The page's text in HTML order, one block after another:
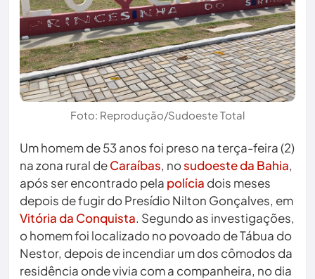
Foto: Reprodução/Sudoeste Total
Um homem de 53 anos foi preso na terça-feira (2)
na zona rural deCaraíbas, nosudoeste da Bahia,
após ser encontrado pela polícia dois meses
depois de fugir do Presídio Nilton Gonçalves, em
Vitória da Conquista. Segundo as investigações,
o homem foi localizado no povoado de Tábua do
Nestor, depois de incendiar um dos cômodos da
residência onde vivia com a companheira, no dia